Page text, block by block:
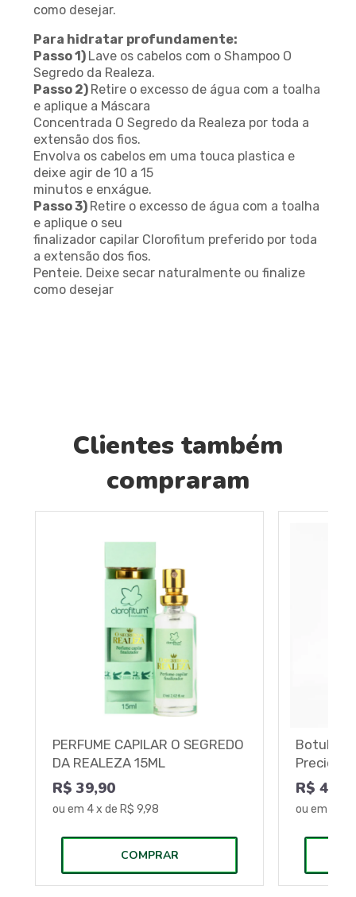
como desejar.
Para hidratar profundamente:
Passo 1) Lave os cabelos com o Shampoo O
Segredo da Realeza.
Passo 2) Retire o excesso de água com a toalha
e aplique a Máscara
Concentrada O Segredo da Realeza por toda a
extensão dos fios.
Envolva os cabelos em uma touca plastica e
deixe agir de 10 a 15
minutos e enxágue.
Passo 3) Retire o excesso de água com a toalha
e aplique o seu
finalizador capilar Clorofitum preferido por toda
a extensão dos fios.
Penteie. Deixe secar naturalmente ou finalize
como desejar
Clientes também
compraram
PERFUME CAPILAR O SEGREDO
DA REALEZA 15ML
R$ 39,90
ou em 4x de R$ 9,98
COMPRAR
R$
ou em